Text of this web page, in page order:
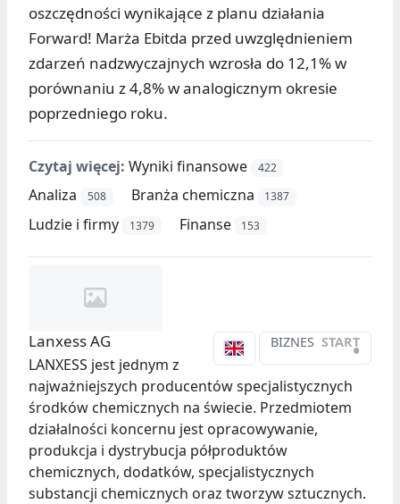
oszczędności wynikające z planu działania
Forward! Marża Ebitda przed uwzględnieniem
zdarzeń nadzwyczajnych wzrosła do 12,1% w
porównaniu z 4,8% w analogicznym okresie
poprzedniego roku.
Czytaj więcej: Wyniki finansowe 422
Analiza 508 Branża chemiczna 1387
Ludzie i firmy 1379 Finanse 153
BIZNES START
•
Lanxess AG
LANXESS jest jednym z
najważniejszych producentów specjalistycznych
środków chemicznych na świecie. Przedmiotem
działalności koncernu jest opracowywanie,
produkcja i dystrybucja półproduktów
chemicznych, dodatków, specjalistycznych
substancji chemicznych oraz tworzyw sztucznych.